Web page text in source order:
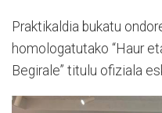
Praktikaldia bukatu
homologatutako “Haur
Begirale” titulu ofiziala